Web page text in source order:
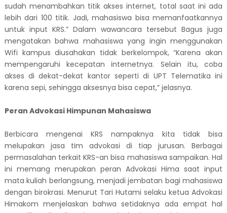
sudah menambahkan titik akses internet, total saat ini ada
lebih dari 100 titik. Jadi, mahasiswa bisa memanfaatkannya
untuk input KRS.” Dalam wawancara tersebut Bagus juga
mengatakan bahwa mahasiswa yang ingin menggunakan
Wifi kampus diusahakan tidak berkelompok, “Karena akan
mempengaruhi kecepatan internetnya. Selain itu, coba
akses di dekat-dekat kantor seperti di UPT Telematika ini
karena sepi, sehingga aksesnya bisa cepat,” jelasnya.
Peran Advokasi Himpunan Mahasiswa
Berbicara mengenai KRS nampaknya kita tidak bisa
melupakan jasa tim advokasi di tiap jurusan. Berbagai
permasalahan terkait KRS-an bisa mahasiswa sampaikan. Hal
ini memang merupakan peran Advokasi Hima saat input
mata kuliah berlangsung, menjadi jembatan bagi mahasiswa
dengan birokrasi. Menurut Tari Hutami selaku ketua Advokasi
Himakom menjelaskan bahwa setidaknya ada empathal